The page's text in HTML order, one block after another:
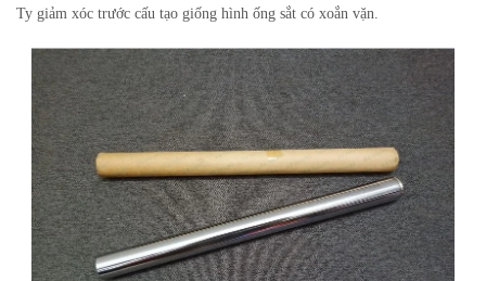
Ty giảm xóc trước cấu tạo giống hình ống sắt có xoắn vặn.